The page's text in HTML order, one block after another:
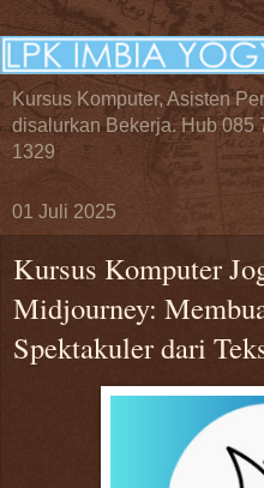
Kursus Komputer, Asisten
disalurkan Bekerja. Hub 085
1329
01 Juli 2025
Kursus Komputer
Midjourney:
Spektakuler dari